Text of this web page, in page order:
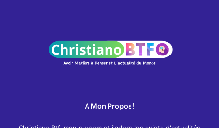
A Mon Propos !